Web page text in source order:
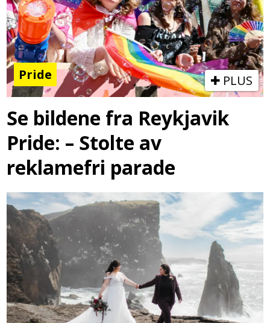
Pride PLUS
Se bildene fra Reykjavik
Pride: – Stolte av
reklamefri parade